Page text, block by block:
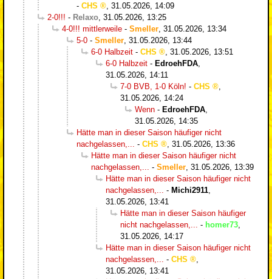
- CHS
31.05.2026, 14:09
2-0!!! - Relaxo 31.05.2026, 13:25
4-0!!! mittlerweile - Smeller 31.05.2026, 13:34
5-0 - Smeller 31.05.2026, 13:44
6-0 Halbzeit - CHS
31.05.2026, 13:51
6-0 Halbzeit - EdroehFDA
31.05.2026, 14:11
7-0 BVB, 1-0 Köln! - CHS
31.05.2026, 14:24
Wenn - EdroehFDA
31.05.2026, 14:35
Hätte man in dieser Saison häufiger nicht
nachgelassen,...
- CHS
31.05.2026, 13:36
Hätte man in dieser Saison häufiger nicht
nachgelassen,...
- Smeller 31.05.2026, 13:39
Hätte man in dieser Saison häufiger nicht
nachgelassen,...
- Michi2911
31.05.2026, 13:41
Hätte man in dieser Saison häufiger
nicht nachgelassen,...
- homer73
31.05.2026, 14:17
Hätte man in dieser Saison häufiger nicht
nachgelassen,...
- CHS
31.05.2026, 13:41